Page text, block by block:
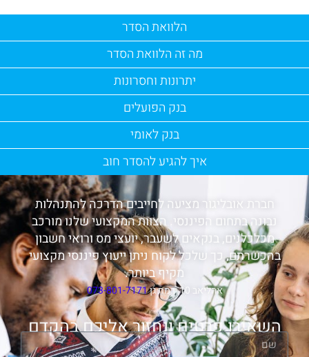
הלוואת הסדר
מה זה הלוואת הסדר
יתרונות וחסרונות
בנק הפועלים
בנק לאומי
איך להגיע להסדר חוב
חברת אובליגור מציעה לחייבים הדרכה להתנהלות
נבונה בתחום הפיננסי. הצוות המקצועי שלנו מורכב
מכלכלנים, בנקאים לשעבר, יועצי מס ורואי חשבון
בהכשרתם, כך שלכל לקוח ניתן ייעוץ פיננסי מקצועי
מקיף ביותר.
אהליאב 10, רמת גן 073-801-7171
השאירו פרטים ונחזור אליכם בהקדם